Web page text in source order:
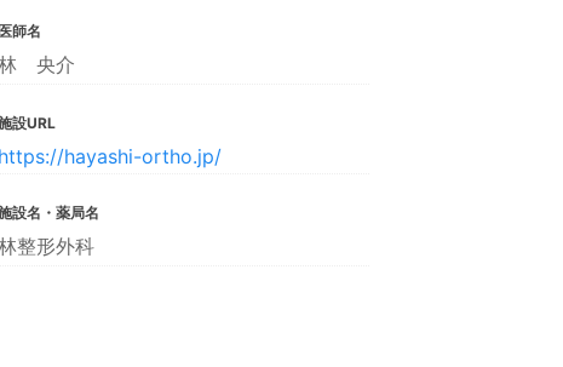
医師名
央介
設URL
https://hayashi-ortho.jp/
設名・薬局名
整形外科